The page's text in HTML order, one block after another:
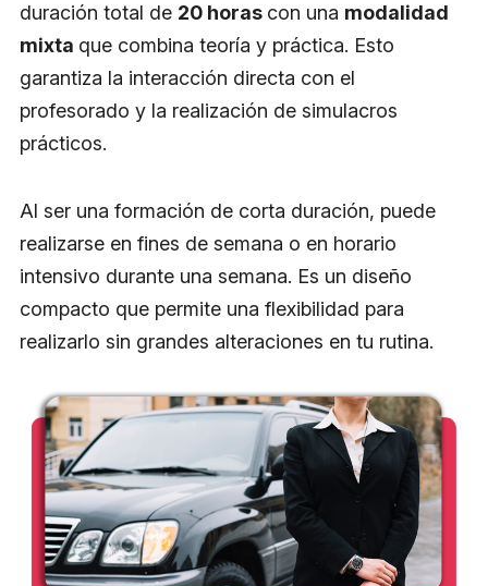
duración total de 20 horas con una modalidad
mixta que combina teoría y práctica. Esto
garantiza la interacción directa con el
profesorado y la realización de simulacros
prácticos.
Al ser una formación de corta duración, puede
realizarse en fines de semana o en horario
intensivo durante una semana. Es un diseño
compacto que permite una flexibilidad para
realizarlo sin grandes alteraciones en tu rutina.